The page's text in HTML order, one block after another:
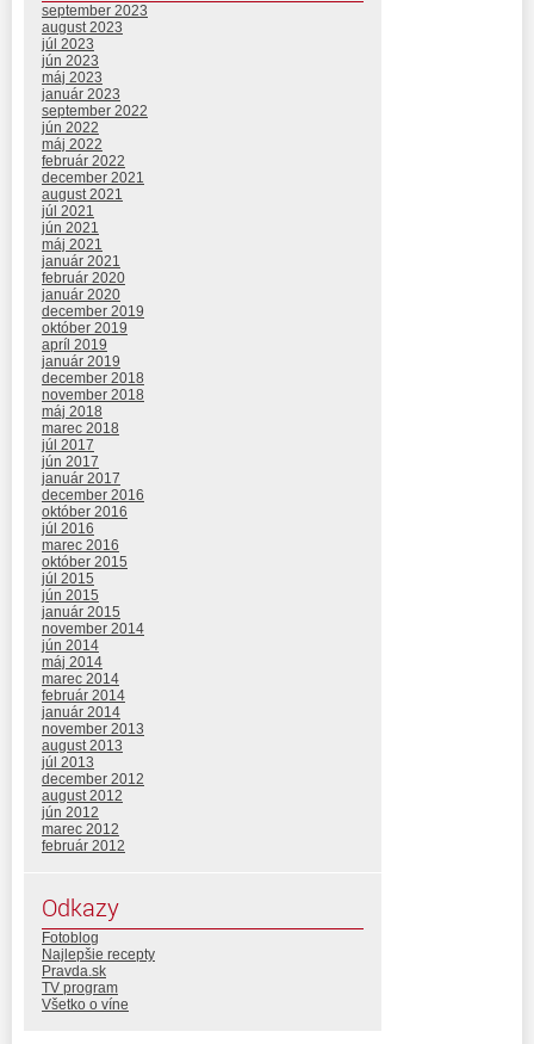
september 2023
august 2023
júl 2023
jún 2023
máj 2023
január 2023
september 2022
jún 2022
máj 2022
február 2022
december 2021
august 2021
júl 2021
jún 2021
máj 2021
január 2021
február 2020
január 2020
december 2019
október 2019
apríl 2019
január 2019
december 2018
november 2018
máj 2018
marec 2018
júl 2017
jún 2017
január 2017
december 2016
október 2016
júl 2016
marec 2016
október 2015
júl 2015
jún 2015
január 2015
november 2014
jún 2014
máj 2014
marec 2014
február 2014
január 2014
november 2013
august 2013
júl 2013
december 2012
august 2012
jún 2012
marec 2012
február 2012
Odkazy
Fotoblog
Najlepšie recepty
Pravda.sk
TV program
Všetko o víne